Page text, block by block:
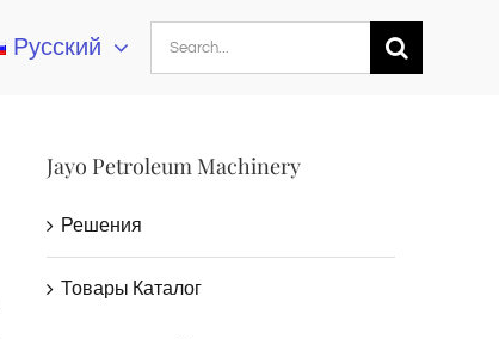
Русский
Search
Jayo Petroleum Machinery
Решения
Товары Каталог